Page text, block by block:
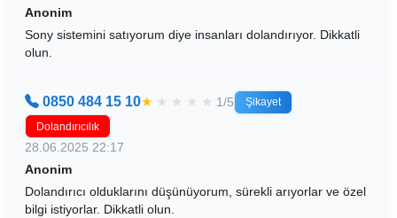
Anonim
Sony sistemini satıyorum diye insanları dolandırıyor. Dikkatli
olun.
0850 484 15 10★ ★ ★ ★ ★ 1/5
Şikayet
Dolandırıcılık
28.06.2025 22:17
Anonim
Dolandırıcı olduklarını düşünüyorum, sürekli arıyorlar ve özel
bilgi istiyorlar. Dikkatli olun.